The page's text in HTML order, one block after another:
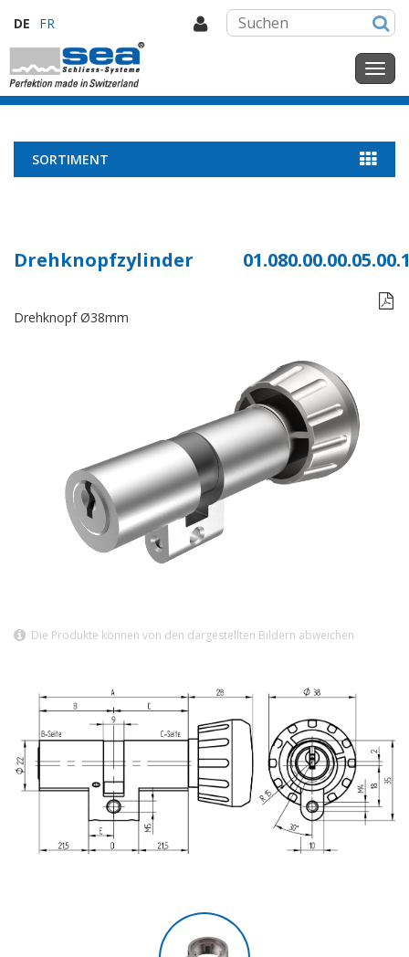
DE FR
SORTIMENT
Drehknopfzylinder

Drehknopf Ø38mm
Die Produkte können von den dargestellten Bildern abweichen